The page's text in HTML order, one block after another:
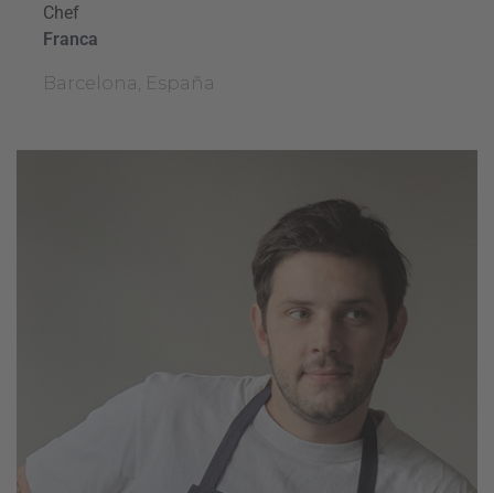
Chef
Franca
Barcelona, España